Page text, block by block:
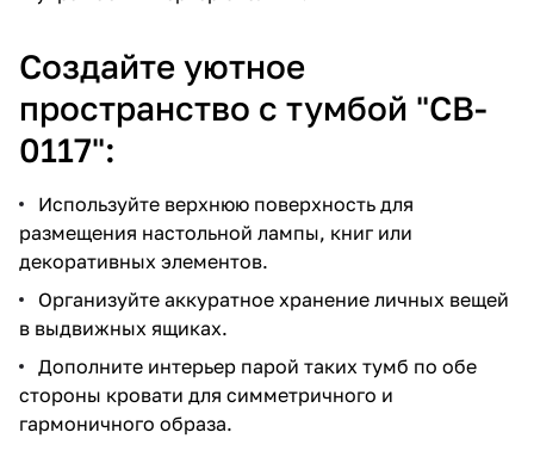
Создайте уютное
пространство с тумбой "CB-
0117":
Используйте верхнюю поверхность для
размещения настольной лампы, книг или
декоративных элементов.
Организуйте аккуратное хранение личных вещей
в выдвижных ящиках.
Дополните интерьер парой таких тумб по обе
стороны кровати для симметричного и
гармоничного образа.